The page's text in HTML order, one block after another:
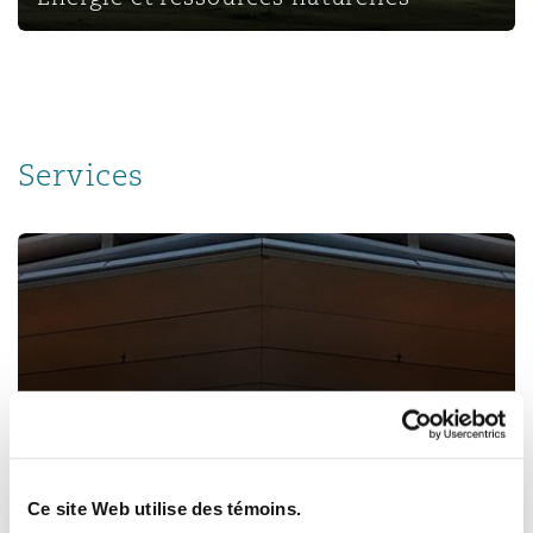
Ce site Web utilise des témoins.
Services
Assurance commerciale
Différends commerciaux